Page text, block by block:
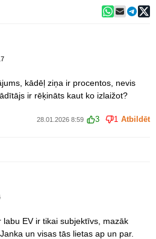
kādēļ ziņa ir procentos, nevis
ir rēķināts kaut ko izlaižot?
28.01.2026 8:59 3 1 Atbildēt
EV ir tikai subjektīvs, mazāk
un visas tās lietas ap un par.